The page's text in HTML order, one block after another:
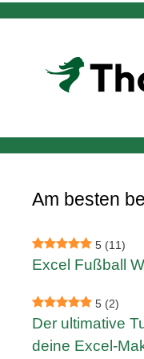
Am besten
5 (11)
Excel Fußball
5 (2)
Der ultimative
deine Excel-